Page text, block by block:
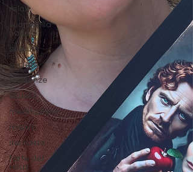
relax
suoni della
natura
sussurri
società
tendenze
Scuola
meditazione
respiro
namaste
l'arte del
relax